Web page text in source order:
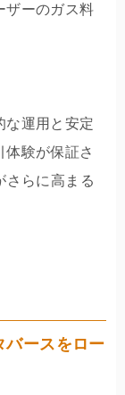
ザーのガス料
な運用と安定
体験が保証さ
さらに高まる
バースをロー